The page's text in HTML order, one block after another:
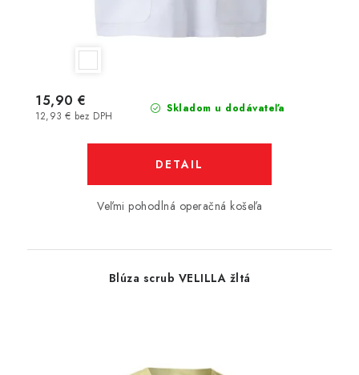
Skladom u dodávateľa
12,93 € bez DPH
15,90 €
DETAIL
Veľmi pohodlná operačná košeľa
Blúza scrub VELILLA žltá